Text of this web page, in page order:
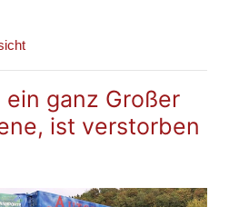
ein ganz Großer
ist verstorben